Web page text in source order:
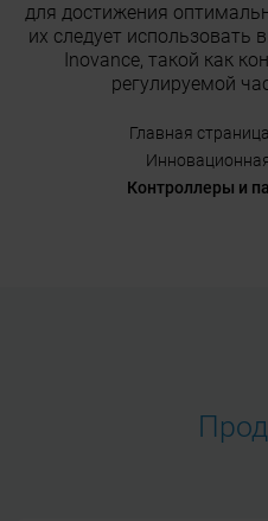
для достижения
их следует использовать
Inovance, такой как
регулируемой
Главная страница
Контроллеры и